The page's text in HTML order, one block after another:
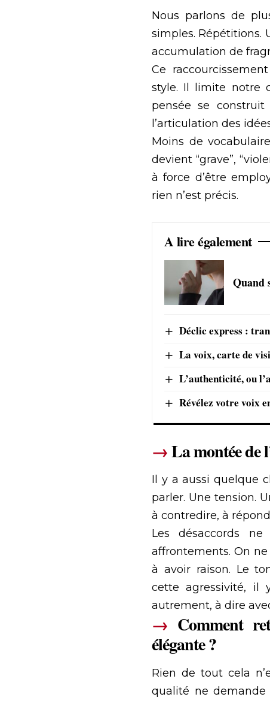
Nous parlons de
simples. Répétitions.
accumulation de
Ce
style. Il limite notre
pensée se
l’articulation des
Moins de
devient “grave”,
à force d’être
rien n’est précis.
A lire également
Quand
Déclic express :
La voix, carte de
L’authenticité, ou
Révélez votre voix
→La montée de
Il y a aussi quelque
parler. Une tension.
à contredire, à
Les désaccords
affrontements. On
à avoir raison. Le
cette agressivité, il
autrement, à dire
→ Comment
élégante ?
Rien de tout cela
qualité ne demande